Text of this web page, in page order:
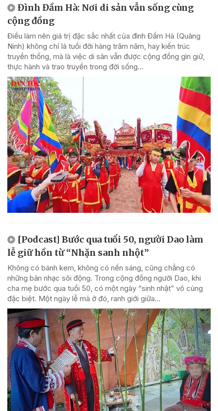
Đình Đầm Hà: Nơi di sản vẫn sống cùng
cộng đồng
Điều làm nên giá trị đặc sắc nhất của đình Đầm Hà (Quảng
Ninh) không chỉ là tuổi đời hàng trăm năm, hay kiến trúc
truyền thống, mà là việc di sản vẫn được cộng đồng gìn giữ,
thực hành và trao truyền trong đời sống...
[Podcast] Bước qua tuổi 50, người Dao làm
lễ giữ hồn từ “Nhặn sanh nhột”
Không có bánh kem, không có nến sáng, cũng chẳng có
những bản nhạc sôi động. Trong cộng đồng người Dao, khi
cha mẹ bước qua tuổi 50, có một ngày “sinh nhật” vô cùng
đặc biệt. Một ngày lễ mà ở đó, ranh giới giữa...